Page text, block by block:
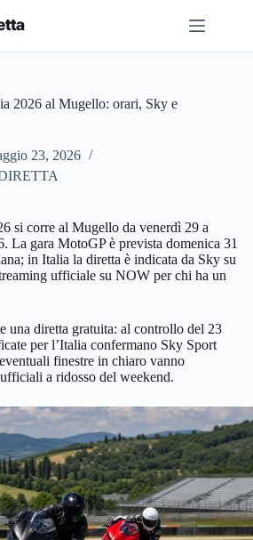
2026 al Mugello: orari, Sky e
23, 2026
si corre al Mugello da venerdì 29 a
La gara MotoGP è prevista domenica 31
in Italia la diretta è indicata da Sky su
ufficiale su NOW per chi ha un
una diretta gratuita: al controllo del 23
per l’Italia confermano Sky Sport
finestre in chiaro vanno
a ridosso del weekend.